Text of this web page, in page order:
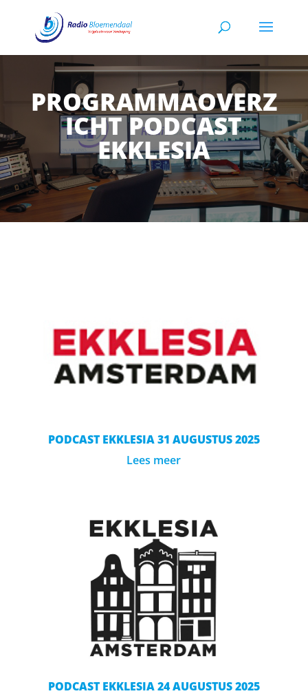
PROGRAMMAOVERZ
ICHT PODCAST
EKKLESIA
PODCAST EKKLESIA 31 AUGUSTUS 2025
Lees meer
PODCAST EKKLESIA 24 AUGUSTUS 2025